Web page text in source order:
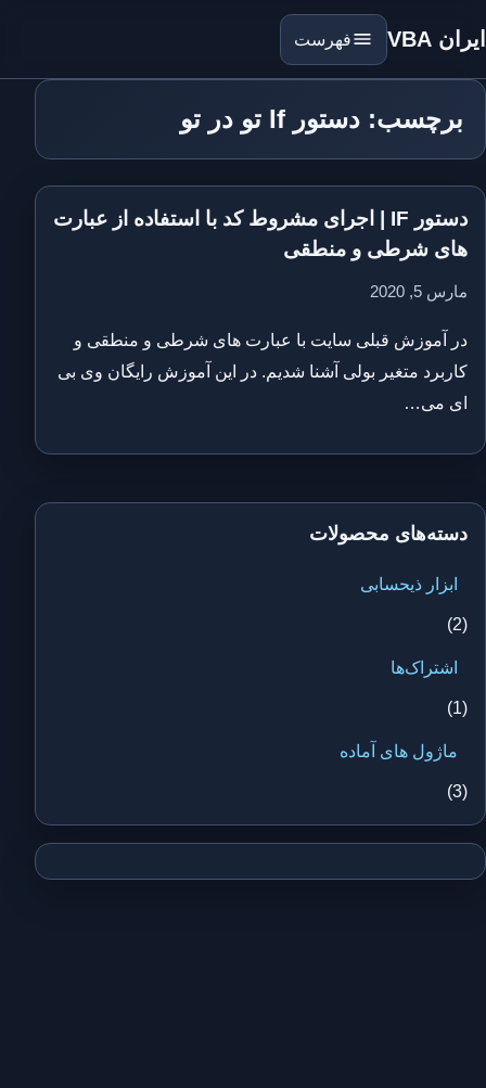
ایران VBA فهرست
برچسب: دستور If تو در تو
دستور IF | اجرای مشروط کد با استفاده از عبارت
های شرطی و منطقی
مارس 5, 2020
در آموزش قبلی سایت با عبارت های شرطی و منطقی و
کاربرد متغیر بولی آشنا شدیم. در این آموزش رایگان وی بی
ای می…
دسته‌های محصولات
ابزار ذیحسابی
(2)
اشتراک‌ها
(1)
ماژول های آماده
(3)